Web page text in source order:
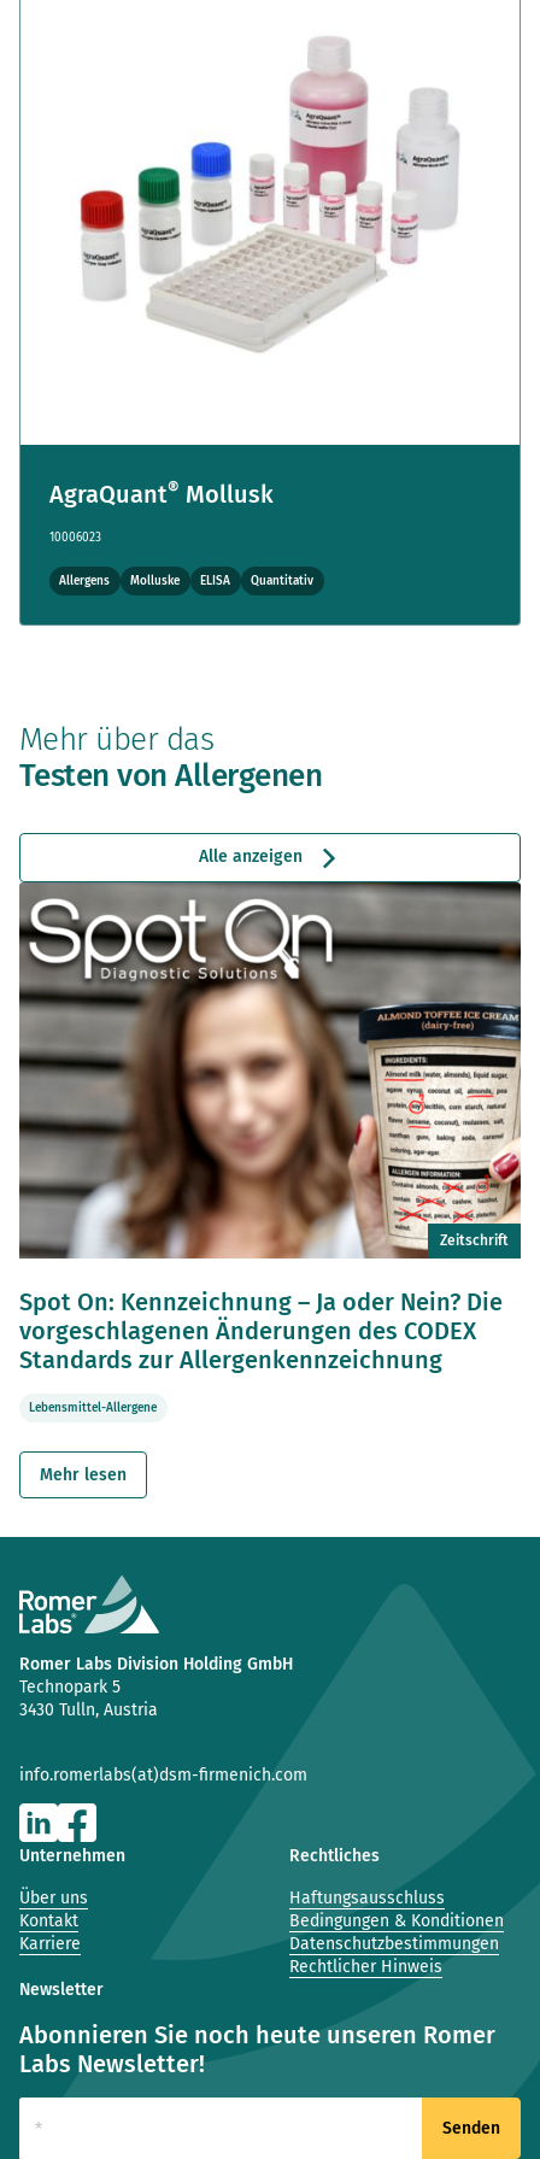
AgraQuant® Mollusk
10006023
Allergens Molluske ELISA Quantitativ
Mehr über das
Testen von Allergenen
Alle anzeigen
Zeitschrift
Spot On: Kennzeichnung – Ja oder Nein? Die
vorgeschlagenen Änderungen des CODEX
Standards zur Allergenkennzeichnung
Lebensmittel-Allergene
Mehr lesen
Romer Labs Division Holding GmbH
Technopark 5
3430 Tulln, Austria
info.romerlabs(at)dsm-firmenich.com
Unternehmen
Über uns
Kontakt
Karriere
Rechtliches
Haftungsausschluss
Bedingungen & Konditionen
Datenschutzbestimmungen
Rechtlicher Hinweis
Newsletter
Abonnieren Sie noch heute unseren Romer
Labs Newsletter!